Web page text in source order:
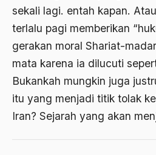
sekali lagi. entah kapan.
terlalu pagi memberikan
gerakan moral Shariat-
mata karena ia dilucuti
Bukankah mungkin juga
itu yang menjadi titik tolak
Iran? Sejarah yang akan
Alistair Cook
Allah
ALmanak
Alternatif Moral
Alternatif Nilai
Alternatif Politis